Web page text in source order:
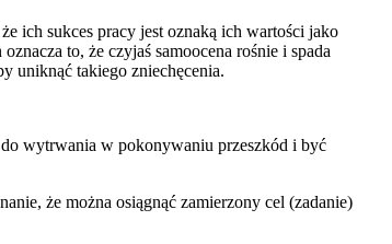
ich sukces pracy jest oznaką ich wartości jako
to, że czyjaś samoocena rośnie i spada
uniknąć takiego zniechęcenia.
wytrwania w pokonywaniu przeszkód i być
że można osiągnąć zamierzony cel (zadanie)